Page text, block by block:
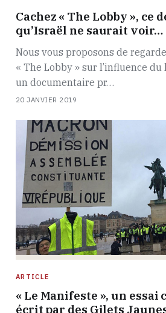
Cachez « The Lobby », ce
qu’Israël ne saurait voir…
Nous vous proposons de
« The Lobby » sur l’influence
un documentaire pr…
20 JANVIER 2019
ARTICLE
« Le Manifeste », un
écrit par des Gilets